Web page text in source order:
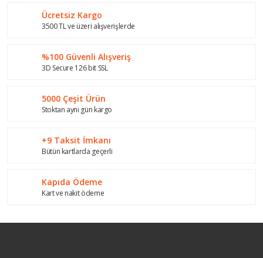
Ürün resmi kalitesiz, bozuk veya görüntülenemiyor.
Ürün bilgilerinde hatalar bulunuyor.
Bu ürüne benzer farklı alternatifler olmalı.
Ücretsiz Kargo
3500 TL ve üzeri alışverişlerde
%100 Güvenli Alışveriş
3D Secure 126 bit SSL
5000 Çeşit Ürün
Stoktan aynı gün kargo
+9 Taksit İmkanı
Bütün kartlarda geçerli
Kapıda Ödeme
Kart ve nakit ödeme